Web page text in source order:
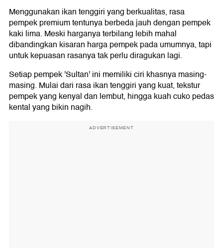
Menggunakan ikan tenggiri yang berkualitas, rasa
pempek premium tentunya berbeda jauh dengan pempek
kaki lima. Meski harganya terbilang lebih mahal
dibandingkan kisaran harga pempek pada umumnya, tapi
untuk kepuasan rasanya tak perlu diragukan lagi.
Setiap pempek 'Sultan' ini memiliki ciri khasnya masing-
masing. Mulai dari rasa ikan tenggiri yang kuat, tekstur
pempek yang kenyal dan lembut, hingga kuah cuko pedas
kental yang bikin nagih.
ADVERTISEMENT